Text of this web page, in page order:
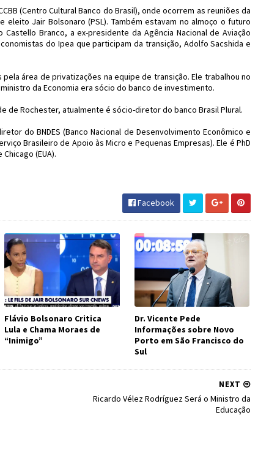
(Centro Cultural Banco do Brasil), onde ocorrem as reuniões da
Jair Bolsonaro (PSL). Também estavam no almoço o futuro
Branco, a ex-presidente da Agência Nacional de Aviação
do Ipea que participam da transição, Adolfo Sacshida e
área de privatizações na equipe de transição. Ele trabalhou no
da Economia era sócio do banco de investimento.
de Rochester, atualmente é sócio-diretor do banco Brasil Plural.
do BNDES (Banco Nacional de Desenvolvimento Econômico e
Brasileiro de Apoio às Micro e Pequenas Empresas). Ele é PhD
(EUA).
Facebook
Flávio Bolsonaro Critica
Lula e Chama Moraes de
“Inimigo”
Dr. Vicente Pede
Informações sobre Novo
Porto em São Francisco do
Sul
NEXT
Ricardo Vélez Rodríguez Será o Ministro da
Educação